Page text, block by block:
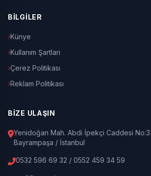
BİLGİLER
Künye
Kullanım Şartları
Çerez Politikası
Reklam Politikası
BİZE ULAŞIN
Yenidoğan Mah. Abdi İpekçi Caddesi
Bayrampaşa / İstanbul
0532 596 69 32 / 0552 459 34 59